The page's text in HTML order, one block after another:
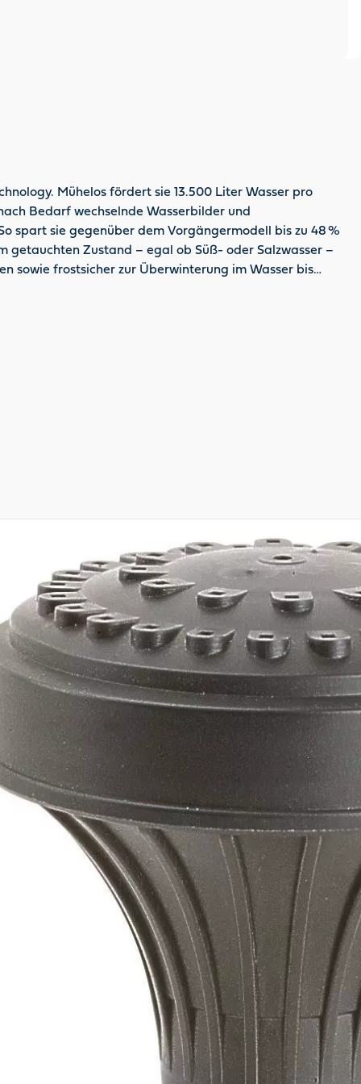
Mühelos fördert sie 13.500 Liter Wasser pro
Bedarf wechselnde Wasserbilder und
spart sie gegenüber dem Vorgängermodell bis zu 48 %
getauchten Zustand – egal ob Süß- oder Salzwasser –
sowie frostsicher zur Überwinterung im Wasser bis